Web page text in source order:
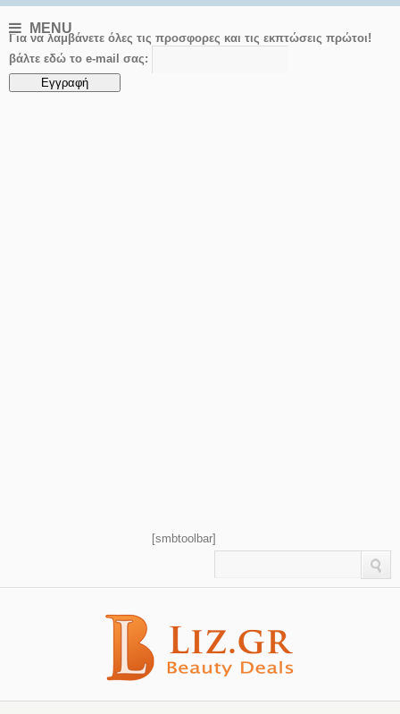
MENU
Για να λαμβάνετε όλες τις προσφορες και τις εκπτώσεις πρώτοι!
βάλτε εδώ το e-mail σας:
[smbtoolbar]